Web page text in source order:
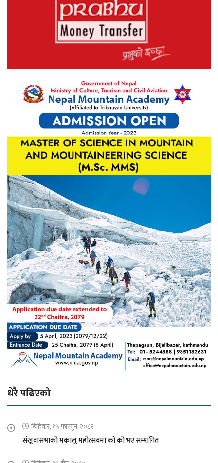
धेरै पढिएको
बिहिबार, १५ फाल्गुन, २०८१
संखुवासभाको मकालु महोत्सवमा को को भए सम्मानित